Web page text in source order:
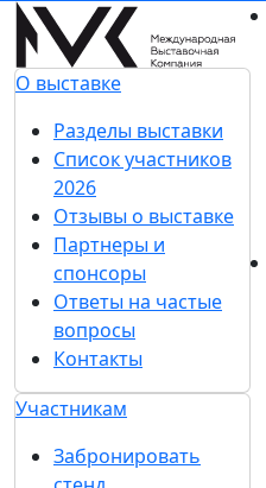
О выставке
Разделы выставки
Список участников
2026
Отзывы о выставке
Партнеры и
спонсоры
Ответы на частые
вопросы
Контакты
Участникам
Забронировать